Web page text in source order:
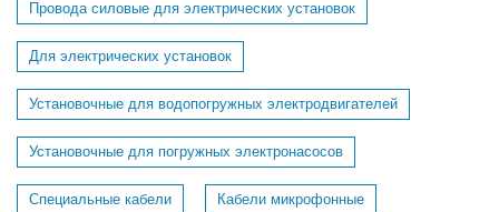
Провода силовые для электрических установок
Для электрических установок
Установочные для водопогружных электродвигателей
Установочные для погружных электронасосов
Специальные кабели Кабели микрофонные